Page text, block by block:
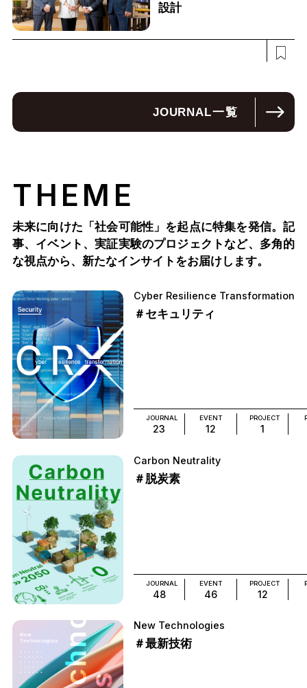
設計
JOURNAL一覧
THEME
未来に向けた「社会可能性」を起点に特集を発信。記
事、イベント、実証実験のプロジェクトなど、多角的
な視点から、新たなインサイトをお届けします。
Cyber Resilience Transformation
＃セキュリティ
JOURNAL
23
EVENT
12
PROJECT
1
Carbon Neutrality
＃脱炭素
JOURNAL
48
EVENT
46
PROJECT
12
New Technologies
＃最新技術